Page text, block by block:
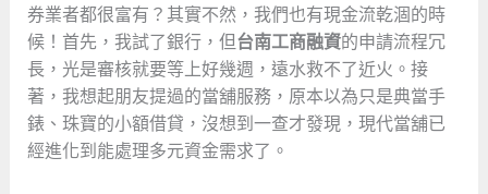
券業者都很富有？其實不然，我們也有現金流乾涸的時
候！首先，我試了銀行，但台南工商融資的申請流程冗
長，光是審核就要等上好幾週，遠水救不了近火。接
著，我想起朋友提過的當舖服務，原本以為只是典當手
錶、珠寶的小額借貸，沒想到一查才發現，現代當舖已
經進化到能處理多元資金需求了。